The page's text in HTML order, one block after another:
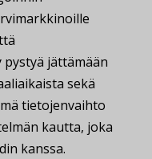
jättämään
sekä
tietojenvaihto
kautta, joka
kanssa.